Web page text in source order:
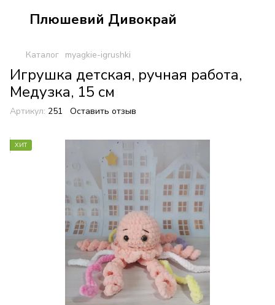
Плюшевий Дивокрай
Каталог myagkie-igrushki
Игрушка детская, ручная работа,
Медузка, 15 см
Артикул: 251 Оставить отзыв
ХИТ